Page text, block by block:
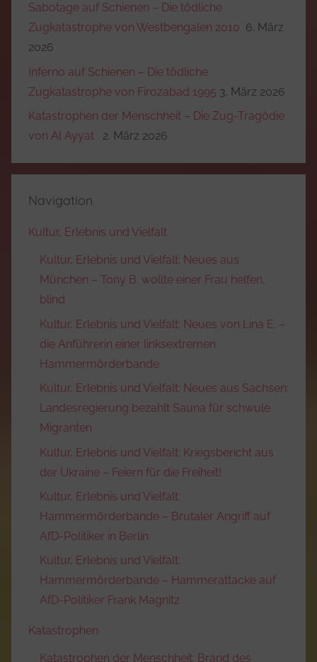
Sabotage auf Schienen – Die tödliche
Zugkatastrophe von Westbengalen 2010 6. März
2026
Inferno auf Schienen – Die tödliche
Zugkatastrophe von Firozabad 1995 3. März 2026
Katastrophen der Menschheit – Die Zug-Tragödie
von Al Ayyat
2. März 2026
Navigation
Kultur, Erlebnis und Vielfalt
Kultur, Erlebnis und Vielfalt: Neues aus
München – Tony B. wollte einer Frau helfen,
blind
Kultur, Erlebnis und Vielfalt: Neues von Lina E. –
die Anführerin einer linksextremen
Hammermörderbande
Kultur, Erlebnis und Vielfalt: Neues aus Sachsen:
Landesregierung bezahlt Sauna für schwule
Migranten
Kultur, Erlebnis und Vielfalt: Kriegsbericht aus
der Ukraine – Feiern für die Freiheit!
Kultur, Erlebnis und Vielfalt:
Hammermörderbande – Brutaler Angriff auf
AfD-Politiker in Berlin
Kultur, Erlebnis und Vielfalt:
Hammermörderbande – Hammerattacke auf
AfD-Politiker Frank Magnitz
Katastrophen
Katastrophen der Menschheit: Brand des